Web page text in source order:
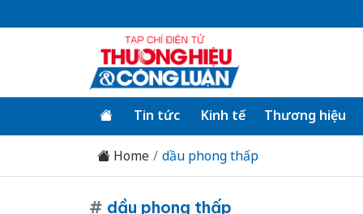
Tin tức Kinh tế Thương hiệu
Home dầu phong thấp
# dầu phong thấp